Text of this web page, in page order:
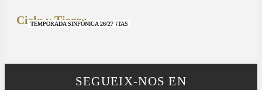
NUESTRAS BANDAS Y ORQUESTAS
NUESTRAS BANDAS Y ORQUESTAS
OTRAS MÚSICAS
NUESTRAS BANDAS Y ORQUESTAS
NUESTRAS BANDAS Y ORQUESTAS
TEMPORADA SINFÓNICA 26/27
TEMPORADA SINFÓNICA 26/27
TEMPORADA SINFÓNICA 26/27
Cielo y Tierra
TEMPORADA SINFÓNICA 26/27
SEGUEIX-NOS EN